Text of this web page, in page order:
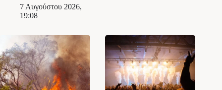
7 Αυγούστου 2026,
19:08